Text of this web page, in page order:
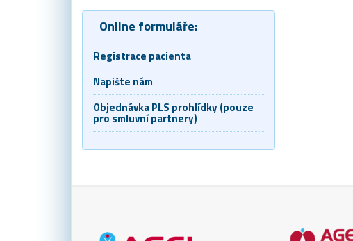
Online formuláře:
Registrace pacienta
Napište nám
Objednávka PLS prohlídky (pouze
pro smluvní partnery)